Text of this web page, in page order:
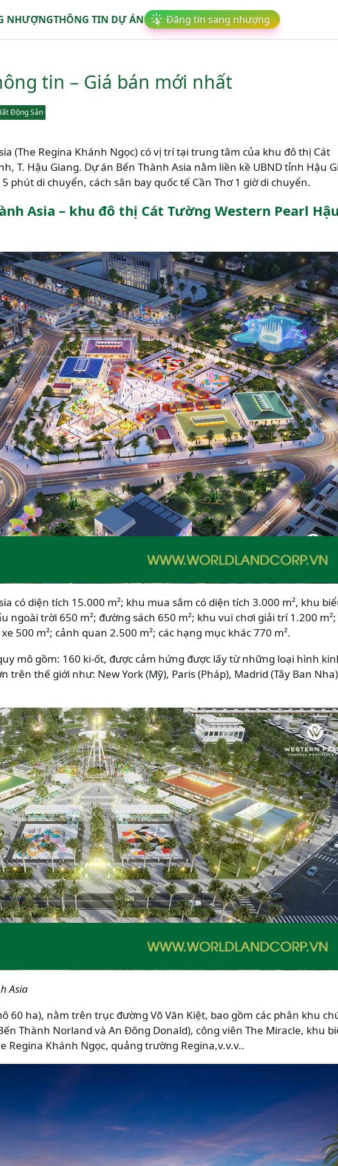
NHƯỢNGTHÔNG TIN DỰ ÁN Đăng tin sang nhượng
tin – Giá bán mới nhất
Động Sản
(The Regina Khánh Ngọc) có vị trí tại trung tâm của khu đô thị Cát
T. Hậu Giang. Dự án Bến Thành Asia nằm liền kề UBND tỉnh Hậu
phút di chuyển, cách sân bay quốc tế Cần Thơ 1 giờ di chuyển.
Asia – khu đô thị Cát Tường Western Pearl Hậu
có diện tích 15.000 m²; khu mua sắm có diện tích 3.000 m², khu
ngoài trời 650 m²; đường sách 650 m²; khu vui chơi giải trí 1.200
500 m²; cảnh quan 2.500 m²; các hạng mục khác 770 m².
mô gồm: 160 ki-ốt, được cảm hứng được lấy từ những loại hình
trên thế giới như: New York (Mỹ), Paris (Pháp), Madrid (Tây Ban
Asia
60 ha), nằm trên trục đường Võ Văn Kiệt, bao gồm các phân khu
Thành Norland và An Đông Donald), công viên The Miracle, khu
Regina Khánh Ngọc, quảng trường Regina,v.v.v..